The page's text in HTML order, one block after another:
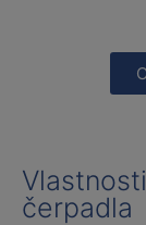
čerpadla